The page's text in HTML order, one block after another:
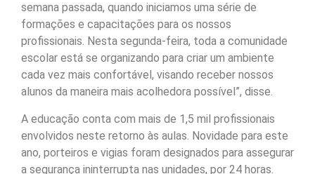
semana passada, quando iniciamos uma série de
formações e capacitações para os nossos
profissionais. Nesta segunda-feira, toda a comunidade
escolar está se organizando para criar um ambiente
cada vez mais confortável, visando receber nossos
alunos da maneira mais acolhedora possível”, disse.
A educação conta com mais de 1,5 mil profissionais
envolvidos neste retorno às aulas. Novidade para este
ano, porteiros e vigias foram designados para assegurar
a segurança ininterrupta nas unidades, por 24 horas.